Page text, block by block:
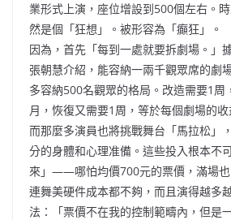
業形式上演，座位增設到500個左右。
然是個「狂想」。被形容為「癲狂」。
因為，首先「每到一處就要拆劇場。」
張朝慧介紹，能容納一兩千觀眾席的劇
多容納500名觀眾的格局。改造需要1周
月，恢復又需要1周，等於每個劇場的收
而那麼多演員也將挑戰舞台「馬拉松」
分的身體和心理准備。這些投入根本不
來」——哪怕均價700元的票價，滿場
連舞美硬件成本都不夠，而且演得越多
法：「票價不在我的控制範疇內，但是